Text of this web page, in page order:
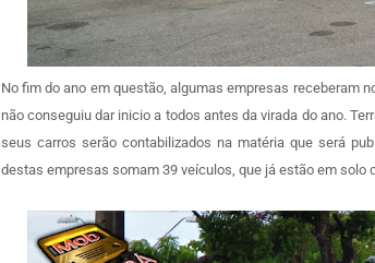
No fim do ano em questão, algumas empresas receberam
não conseguiu dar inicio a todos antes da virada do ano.
seus carros serão contabilizados na matéria que será
destas empresas somam 39 veículos, que já estão em solo